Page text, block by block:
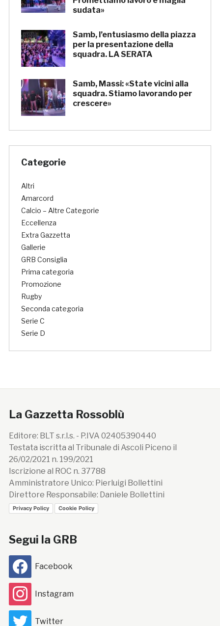
sudata»
Samb, l’entusiasmo della piazza
per la presentazione della
squadra. LA SERATA
Samb, Massi: «State vicini alla
squadra. Stiamo lavorando per
crescere»
Categorie
Altri
Amarcord
Calcio – Altre Categorie
Eccellenza
Extra Gazzetta
Gallerie
GRB Consiglia
Prima categoria
Promozione
Rugby
Seconda categoria
Serie C
Serie D
La Gazzetta Rossoblù
Editore: BLT s.r.l.s. - P.IVA 02405390440
Testata iscritta al Tribunale di Ascoli Piceno il
26/02/2021 n. 199/2021
Iscrizione al ROC n. 37788
Amministratore Unico: Pierluigi Bollettini
Direttore Responsabile: Daniele Bollettini
Privacy Policy Cookie Policy
Segui la GRB
Facebook
Instagram
Twitter